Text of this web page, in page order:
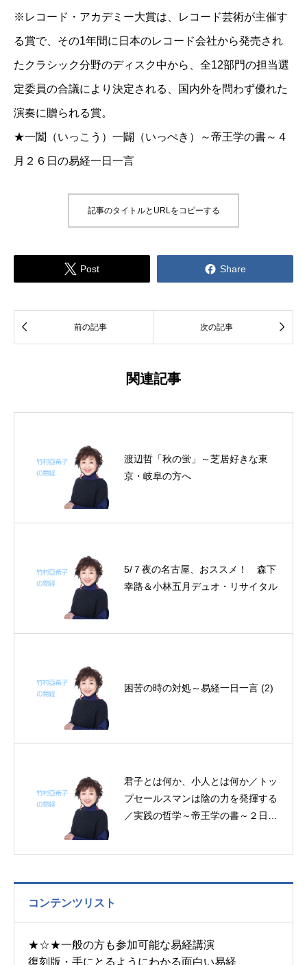
※レコード・アカデミー大賞は、レコード芸術が主催す
る賞で、その1年間に日本のレコード会社から発売され
たクラシック分野のディスク中から、全12部門の担当選
定委員の合議により決定される、国内外を問わず優れた
演奏に贈られる賞。
★一闔（いっこう）一闢（いっぺき）～帝王学の書～４
月２６日の易経一日一言
記事のタイトルとURLをコピーする
 Post  Share
 前の記事 次の記事 
関連記事
渡辺哲「秋の蛍」～芝居好きな東
京・岐阜の方へ
5/７夜の名古屋、おススメ！ 森下
幸路＆小林五月デュオ・リサイタル
困苦の時の対処～易経一日一言 (2)
君子とは何か、小人とは何か／トッ
プセールスマンは陰の力を発揮する
／実践の哲学～帝王学の書～２日分
コンテンツリスト
★☆★一般の方も参加可能な易経講演
復刻版・手にとるようにわかる面白い易経